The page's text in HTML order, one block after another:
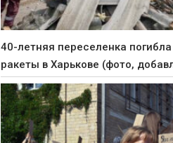
40-летняя переселенка погибла
ракеты в Харькове (фото,